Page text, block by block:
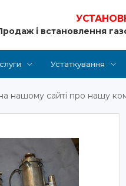
і встановлення
Устаткування
нашому сайті про нашу